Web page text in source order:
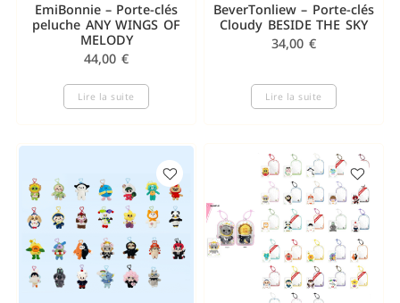
EmiBonnie – Porte-clés
peluche ANY WINGS OF
MELODY
44,00 €
Lire la suite
BeverTonliew – Porte-clés
Cloudy BESIDE THE SKY
34,00 €
Lire la suite